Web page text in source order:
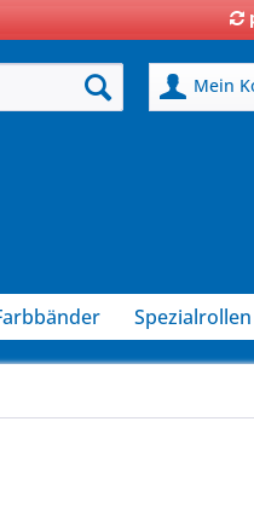
Mein
Spezialrollen